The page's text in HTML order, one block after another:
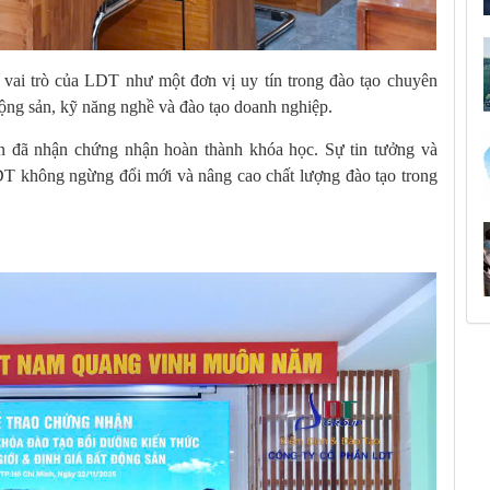
trò của LDT như một đơn vị uy tín trong đào tạo chuyên
sản, kỹ năng nghề và đào tạo doanh nghiệp.
nhận chứng nhận hoàn thành khóa học. Sự tin tưởng và
không ngừng đổi mới và nâng cao chất lượng đào tạo trong